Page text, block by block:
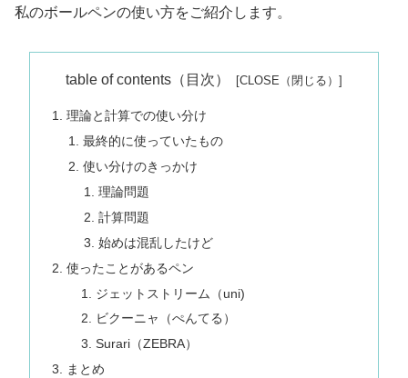
私のボールペンの使い方をご紹介します。
table of contents（目次）
理論と計算での使い分け
最終的に使っていたもの
使い分けのきっかけ
理論問題
計算問題
始めは混乱したけど
使ったことがあるペン
ジェットストリーム（uni)
ビクーニャ（ぺんてる）
Surari（ZEBRA）
まとめ